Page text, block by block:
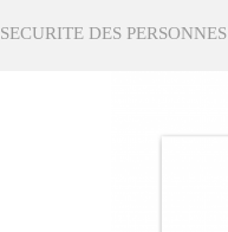
SECURITE DES PERSONNES